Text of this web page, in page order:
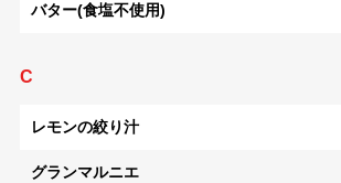
バター(食塩不使用)
C
レモンの絞り汁
グランマルニエ